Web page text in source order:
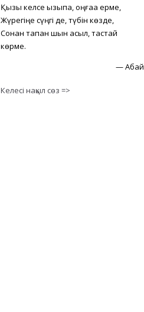
Қызық келсе қызықпа, оңғаққа ерме,
Жүрегіңе сүңгі де, түбін көзде,
Сонан тапқан шын асыл, тастай
көрме.
—Абай
Келесі нақыл сөз =>